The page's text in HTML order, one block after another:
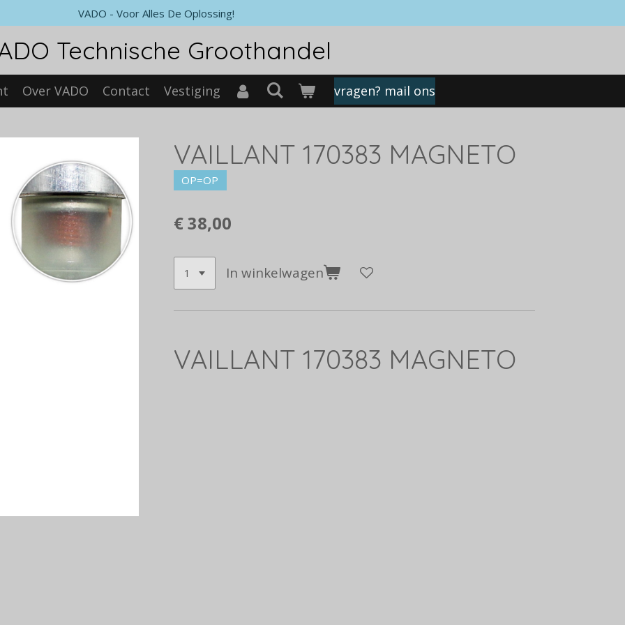
VADO - Voor Alles De Oplossing!
Technische Groothandel
Over VADO Contact Vestiging vragen? mail ons
VAILLANT 170383 MAGNETO
OP=OP
€ 38,00
In winkelwagen
VAILLANT 170383 MAGNETO